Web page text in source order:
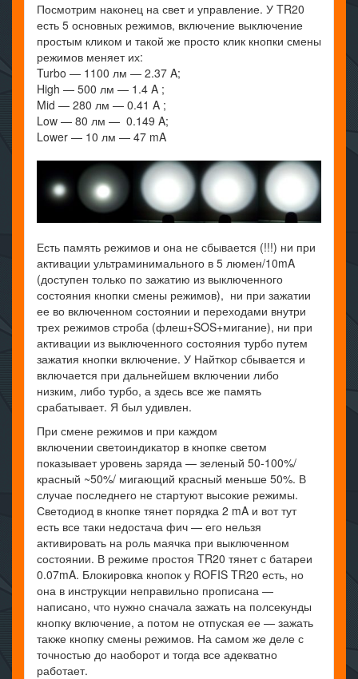
Посмотрим наконец на свет и управление. У TR20
есть 5 основных режимов, включение выключение
простым кликом и такой же просто клик кнопки смены
режимов меняет их:
Turbo — 1100 лм — 2.37 A;
High — 500 лм — 1.4 A ;
Mid — 280 лм — 0.41 A ;
Low — 80 лм — 0.149 A;
Lower — 10 лм — 47 mA
Есть память режимов и она не сбывается (!!!) ни при
активации ультраминимального в 5 люмен/10mA
(доступен только по зажатию из выключенного
состояния кнопки смены режимов), ни при зажатии
ее во включенном состоянии и переходами внутри
трех режимов строба (флеш+SOS+мигание), ни при
активации из выключенного состояния турбо путем
зажатия кнопки включение. У Найткор сбывается и
включается при дальнейшем включении либо
низким, либо турбо, а здесь все же память
срабатывает. Я был удивлен.
При смене режимов и при каждом
включении светоиндикатор в кнопке светом
показывает уровень заряда — зеленый 50-100%/
красный ~50%/ мигающий красный меньше 50%. В
случае последнего не стартуют высокие режимы.
Светодиод в кнопке тянет порядка 2 mA и вот тут
есть все таки недостача фич — его нельзя
активировать на роль маячка при выключенном
состоянии. В режиме простоя TR20 тянет с батареи
0.07mA. Блокировка кнопок у ROFIS TR20 есть, но
она в инструкции неправильно прописана —
написано, что нужно сначала зажать на полсекунды
кнопку включение, а потом не отпуская ее — зажать
также кнопку смены режимов. На самом же деле с
точностью до наоборот и тогда все адекватно
работает.